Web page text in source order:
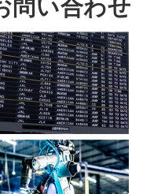
問い合わせ